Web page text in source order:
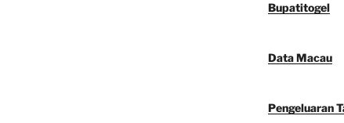
Bupatitogel
Data Macau
Pengeluaran